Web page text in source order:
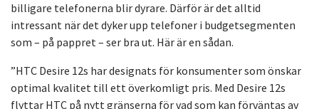
billigare telefonerna blir dyrare. Därför är det alltid
intressant när det dyker upp telefoner i budgetsegmenten
som – på pappret – ser bra ut. Här är en sådan.
”HTC Desire 12s har designats för konsumenter som önskar
optimal kvalitet till ett överkomligt pris. Med Desire 12s
flyttar HTC på nytt gränserna för vad som kan förväntas av